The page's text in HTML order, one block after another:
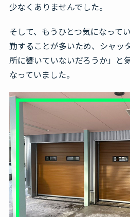
少なくありませんでした。
そして、もうひとつ気になって
勤することが多いため、シャッ
所に響いていないだろうか」と
なっていました。